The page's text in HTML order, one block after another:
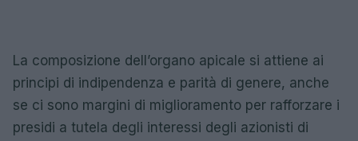
La composizione dell’organo apicale si attiene ai
principi di indipendenza e parità di genere, anche
se ci sono margini di miglioramento per rafforzare i
presidi a tutela degli interessi degli azionisti di